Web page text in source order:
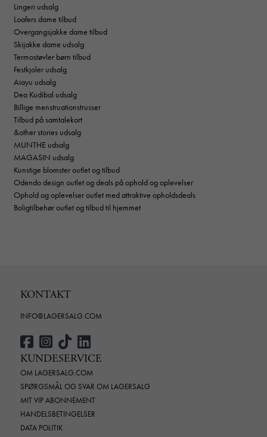
Lingeri udsalg
Loafers dame tilbud
Overgangsjakke dame tilbud
Skijakke dame udsalg
Termostøvler børn tilbud
Festkjoler udsalg
Aiayu udsalg
Dea Kudibal udsalg
Billige menstruationstrusser
Tilbud på samtalekort
&other stories udsalg
MUNTHE udsalg
MAGASIN udsalg
Kunstige blomster outlet og tilbud
Odendo design outlet og deals på ophold og oplevelser
Ophold og oplevelser outlet med attraktive opholdsdeals
Boligtilbehør outlet og tilbud til hjemmet
KONTAKT
INFO@LAGERSALG.COM
KUNDESERVICE
OM LAGERSALG.COM
SPØRGSMÅL OG SVAR OM LAGERSALG
MIT VIP ABONNEMENT
HANDELSBETINGELSER
DATA POLITIK